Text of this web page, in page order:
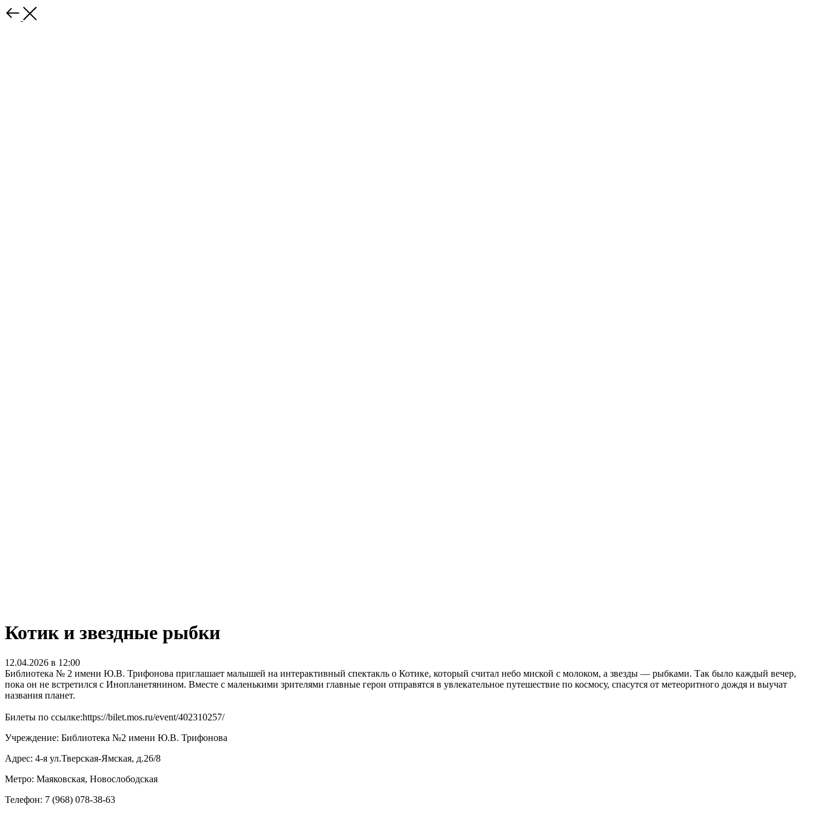
Котик и звездные рыбки
12.04.2026 в 12:00
Библиотека № 2 имени Ю.В. Трифонова приглашает малышей на интерактивный спектакль о Котике, который считал небо миской с молоком, а звезды — рыбками. Так было каждый вечер,
пока он не встретился с Инопланетянином. Вместе с маленькими зрителями главные герои отправятся в увлекательное путешествие по космосу, спасутся от метеоритного дождя и выучат
названия планет.
Билеты по ссылке:https://bilet.mos.ru/event/402310257/
Учреждение: Библиотека №2 имени Ю.В. Трифонова
Адрес: 4-я ул.Тверская-Ямская, д.26/8
Метро: Маяковская, Новослободская
Телефон: 7 (968) 078-38-63